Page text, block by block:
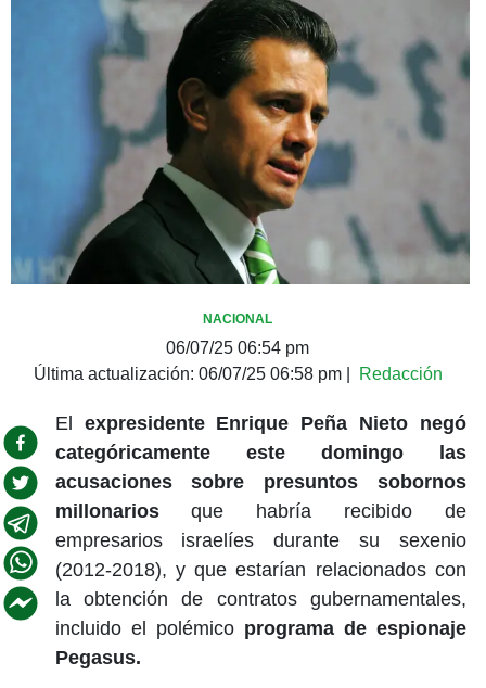
NACIONAL
06/07/25 06:54 pm
Última actualización: 06/07/25 06:58 pm| Redacción
El expresidente Enrique Peña Nieto negó
categóricamente este domingo las
acusaciones sobre presuntos sobornos
millonariosque habría recibido de
empresarios israelíes durante su sexenio
(2012-2018), y que estarían relacionados con
la obtención de contratos gubernamentales,
incluido el polémico programa de espionaje
Pegasus.